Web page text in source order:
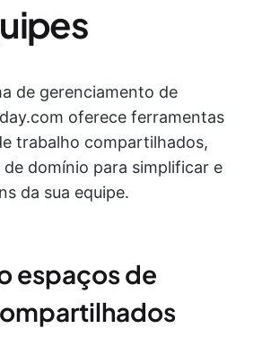
de gerenciamento de
oferece ferramentas
trabalho compartilhados,
de domínio para simplificar e
da sua equipe.
espaços de